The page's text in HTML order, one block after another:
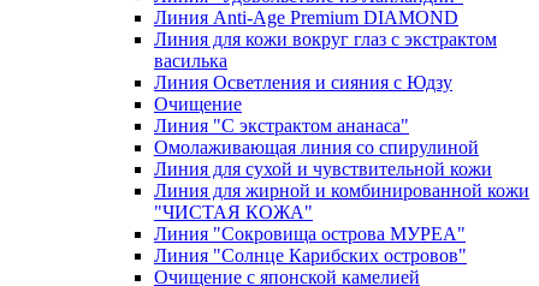
Линия Anti-Age Premium DIAMOND
Линия для кожи вокруг глаз с экстрактом
василька
Линия Осветления и сияния с Юдзу
Очищение
Линия "С экстрактом ананаса"
Омолаживающая линия со спирулиной
Линия для сухой и чувствительной кожи
Линия для жирной и комбинированной кожи
"ЧИСТАЯ КОЖА"
Линия "Сокровища острова МУРЕА"
Линия "Солнце Карибских островов"
Очищение с японской камелией